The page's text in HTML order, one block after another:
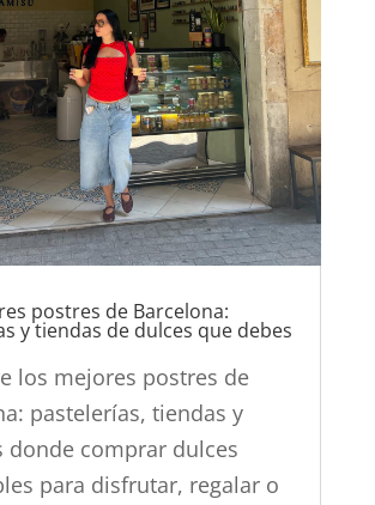
postres de Barcelona:
y tiendas de dulces que debes
los mejores postres de
pastelerías, tiendas y
donde comprar dulces
para disfrutar, regalar o